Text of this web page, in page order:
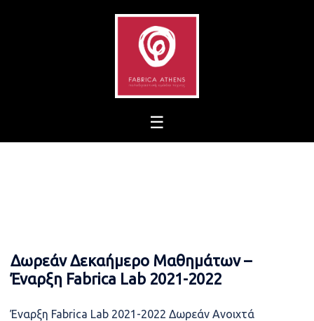
Δωρεάν Δεκαήμερο Μαθημάτων –
Έναρξη Fabrica Lab 2021-2022
Έναρξη Fabrica Lab 2021-2022 Δωρεάν Ανοιχτά